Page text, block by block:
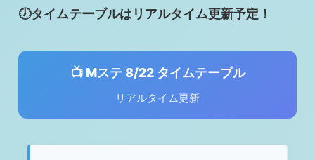
🕖タイムテーブルはリアルタイム更新予定！
📺 Mステ 8/22 タイムテーブル
リアルタイム更新